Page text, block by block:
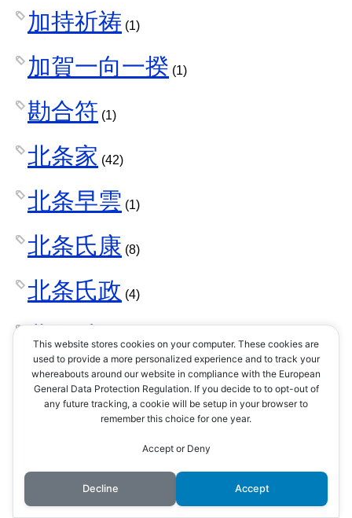
加持祈祷 (1)
加賀一向一揆 (1)
勘合符 (1)
北条家 (42)
北条早雲 (1)
北条氏康 (8)
北条氏政 (4)
北条氏照 (3)
北条氏直(2)
北条氏綱
北条氏規(1)
This website stores cookies on your computer. These cookies are
used to provide a more personalized experience and to track your
whereabouts around our website in compliance with the European
General Data Protection Regulation. If you decide to to opt-out of
any future tracking, a cookie will be setup in your browser to
remember this choice for one year.
Accept or Deny
Decline Accept